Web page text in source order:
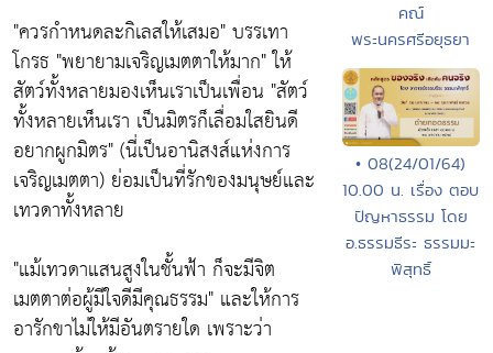
"ควรกำหนดละกิเลสให้เสมอ"บรรเทา
โกรธ "พยายามเจริญเมตตาให้มาก"ให้
สัตว์ทั้งหลายมองเห็นเราเป็นเพื่อน "สัตว์
ทั้งหลายเห็นเรา เป็นมิตรก็เลื่อมใสยินดี
อยากผูกมิตร"(นี่เป็นอานิสงส์แห่งการ
เจริญเมตตา) ย่อมเป็นที่รักของมนุษย์และ
เทวดาทั้งหลาย
"แม้เทวดาแสนสูงในชั้นฟ้า ก็จะมีจิต
เมตตาต่อผู้มีใจดีมีคุณธรรม" และให้การ
อารักขาไม่ให้มีอันตรายใด เพราะว่า
คณ์
พระนครศรีอยุธยา
• 08(24/01/64)
10.00 น. เรื่อง ตอบ
ปัญหาธรรม โดย
อ.ธรรมธีระ ธรรมมะ
พิสุทธิ์